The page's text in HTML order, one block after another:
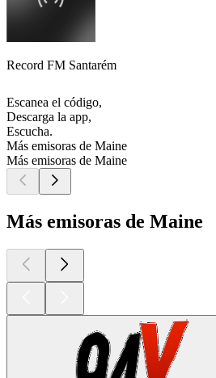
Record FM Santarém
Escanea el código,
Descarga la app,
Escucha.
Más emisoras de Maine
Más emisoras de Maine
Más emisoras de Maine